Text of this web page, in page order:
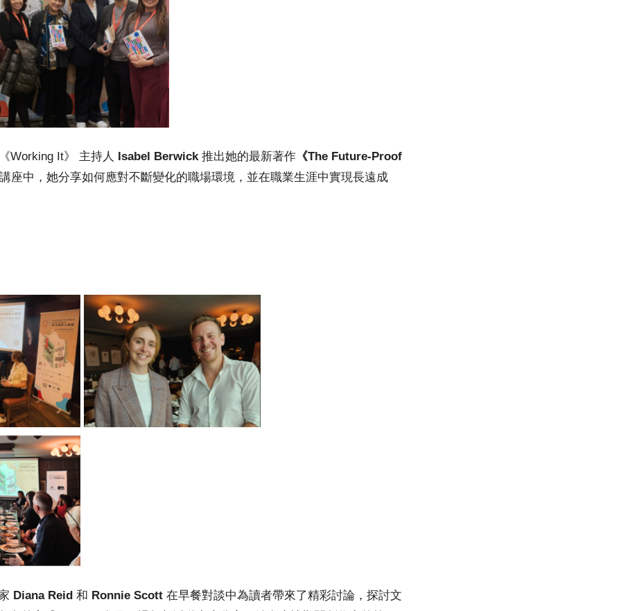
Working It》 主持人 Isabel Berwick推出她的最新著作 《The Future-Proof
座中，她分享如何應對不斷變化的職場環境，並在職業生涯中實現長遠成
Diana Reid 和 Ronnie Scott 在早餐對談中為讀者帶來了精彩討論，探討文